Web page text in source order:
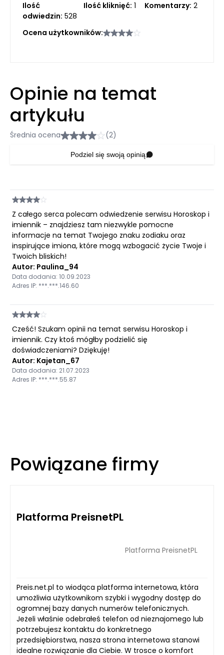
Ilość
odwiedzin: 528
Ilość kliknięć: 1 Komentarzy: 2
Ocena użytkowników:
Opinie na temat
artykułu
Średnia ocena (2)
Podziel się swoją opinią
Z całego serca polecam odwiedzenie serwisu Horoskop i
imiennik – znajdziesz tam niezwykle pomocne
informacje na temat Twojego znaku zodiaku oraz
inspirujące imiona, które mogą wzbogacić życie Twoje i
Twoich bliskich!
Autor: Paulina_94
Data dodania: 10.09.2023
Adres IP: ***.***.146.60
Cześć! Szukam opinii na temat serwisu Horoskop i
imiennik. Czy ktoś mógłby podzielić się
doświadczeniami? Dziękuję!
Autor: Kajetan_67
Data dodania: 21.07.2023
Adres IP: ***.***.55.87
Powiązane firmy
Platforma PreisnetPL
Platforma PreisnetPL
Preis.net.pl to wiodąca platforma internetowa, która
umożliwia użytkownikom szybki i wygodny dostęp do
ogromnej bazy danych numerów telefonicznych.
Jeżeli właśnie odebrałeś telefon od nieznajomego lub
potrzebujesz kontaktu do konkretnego
przedsiębiorstwa, nasza strona internetowa stanowi
idealne rozwiązanie dla Ciebie. W trosce o komfort